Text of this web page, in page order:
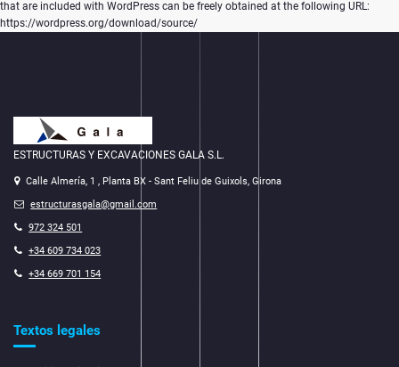
that are included with WordPress can be freely obtained at the following URL:
https://wordpress.org/download/source/
ESTRUCTURAS Y EXCAVACIONES GALA S.L.
Calle Almería, 1 , Planta BX - Sant Feliu de Guixols, Girona
estructurasgala@gmail.com
972 324 501
+34 609 734 023
+34 669 701 154
Textos legales